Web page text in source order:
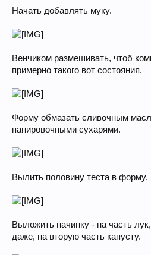
Начать добавлять муку.
Венчиком размешивать, чтоб
примерно такого вот состояния.
Форму обмазать сливочным
панировочными сухарями.
Вылить половину теста в форму.
Выложить начинку - на часть
даже, на вторую часть капусту.